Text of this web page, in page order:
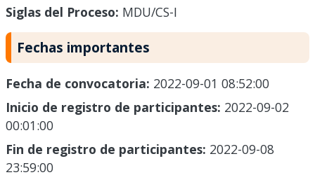
Siglas del Proceso: MDU/CS-I
Fechas importantes
Fecha de convocatoria: 2022-09-01 08:52:00
Inicio de registro de participantes: 2022-09-02
00:01:00
Fin de registro de participantes: 2022-09-08
23:59:00